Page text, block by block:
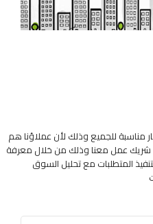
للجميع وذلك لأن عملاؤنا هم
شريك عمل معنا وذلك من خلال معرفة
المتطلبات مع تحليل السوق